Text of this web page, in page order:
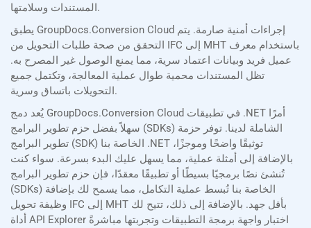
المستندات وسلامتها.
يطبق GroupDocs.Conversion Cloud إجراءات أمنية صارمة. يتم
التحقق من صحة طلبات التحويل من IFC إلى MHT باستخدام معرف
عميل فريد وبيانات اعتماد سرية، مما يمنع الوصول غير المصرح به.
تظل المستندات محمية طوال عملية المعالجة، وتكتمل جميع
التحويلات باتساق وسرية.
يُعد دمج GroupDocs.Conversion Cloud في تطبيقات .NET أمرًا
سهلاً بفضل حزم تطوير البرامج (SDKs) الشاملة لدينا. توفر حزمة
تطوير البرامج (SDK) الخاصة بنا .NET توثيقًا واضحًا وموجزًا،
بالإضافة إلى أمثلة عملية، مما يسهل عليك البدء بسرعة. سواء كنت
تُنشئ نصًا برمجيًا بسيطًا أو تطبيقًا معقدًا، فإن حزم تطوير البرامج
(SDKs) الخاصة بنا تُبسط عملية التكامل، مما يسمح لك بإضافة
وظيفة تحويل IFC إلى MHT بأقل جهد. بالإضافة إلى ذلك، تتيح لك
أداة API Explorer اختبار واجهة برمجة التطبيقات وتجربتها مباشرةً